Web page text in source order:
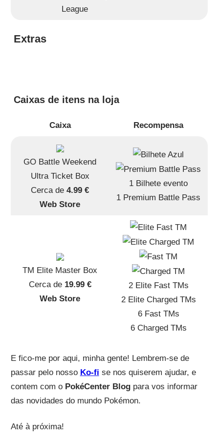
League
Extras
Caixas de itens na loja
Caixa Recompensa
GO Battle Weekend
Ultra Ticket Box
Cerca de4.99 €
Web Store
1 Bilhete evento
1 Premium Battle Pass
TM Elite Master Box
Cerca de 19.99 €
Web Store
2 Elite Fast TMs
2 Elite Charged TMs
6 Fast TMs
6 Charged TMs
E fico-me por aqui, minha gente! Lembrem-se de
passar pelo nosso Ko-fi se nos quiserem ajudar, e
contem com o PokéCenter Blogpara vos informar
das novidades do mundo Pokémon.
Até à próxima!